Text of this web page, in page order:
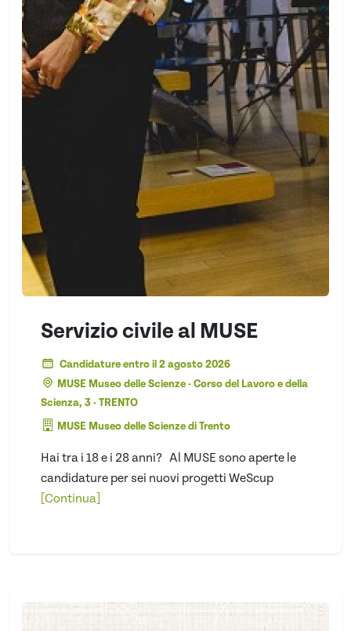
Servizio civile al MUSE
Candidature entro il 2 agosto 2026
MUSE Museo delle Scienze - Corso del Lavoro e della
Scienza, 3 - TRENTO
MUSE Museo delle Scienze di Trento
Hai tra i 18 e i 28 anni? Al MUSE sono aperte le
candidature per sei nuovi progetti WeScup
[Continua]